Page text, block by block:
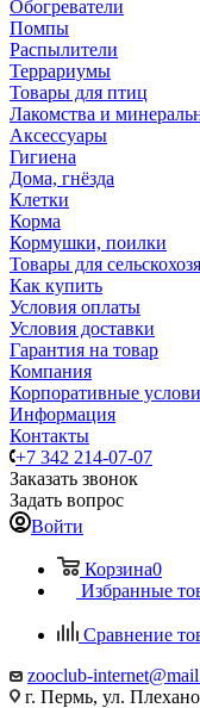
Обогреватели
Помпы
Распылители
Террариумы
Товары для птиц
Лакомства и
Аксессуары
Гигиена
Дома, гнёзда
Клетки
Корма
Кормушки, поилки
Товары для
Как купить
Условия оплаты
Условия доставки
Гарантия на товар
Компания
Корпоративные
Информация
Контакты
+7 342 214-07-07
Заказать звонок
Задать вопрос
Войти
Корзина0
Избранные
Сравнение
zooclub-
г. Пермь, ул.